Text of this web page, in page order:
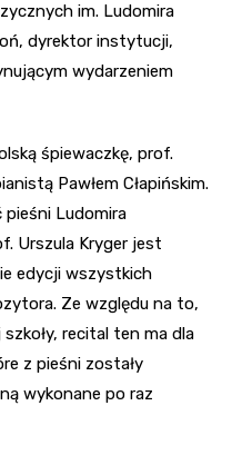
im. Ludomira
dyrektor instytucji,
wydarzeniem
śpiewaczkę, prof.
Pawłem Cłapińskim.
pieśni Ludomira
Urszula Kryger jest
edycji wszystkich
Ze względu na to,
recital ten ma dla
z pieśni zostały
wykonane po raz